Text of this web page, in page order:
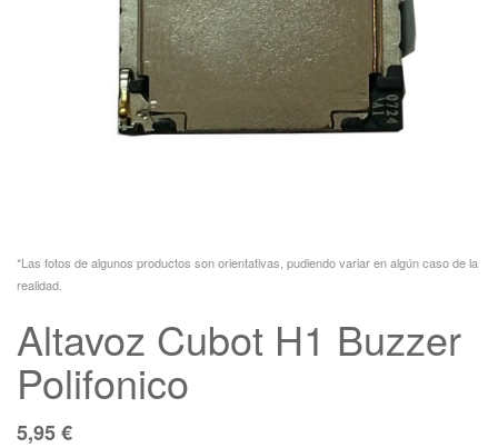
*Las fotos de algunos productos son orientativas, pudiendo variar en algún caso de la
realidad.
Altavoz Cubot H1 Buzzer
Polifonico
5,95€